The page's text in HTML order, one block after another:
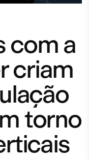
com a
criam
torno